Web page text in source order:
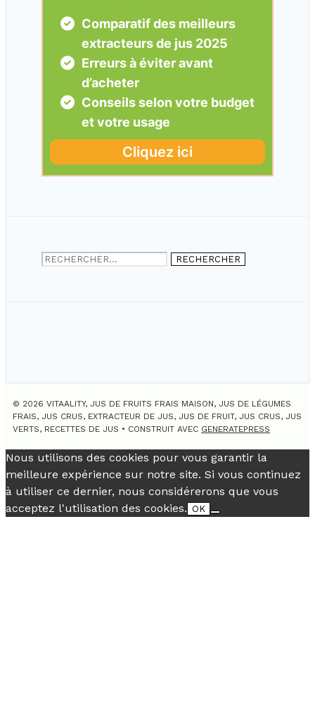
Rechercher :
© 2026 VITAALITY, JUS DE FRUITS FRAIS MAISON, JUS DE LÉGUMES
FRAIS, JUS CRUS, EXTRACTEUR DE JUS, JUS DE FRUIT, JUS CRUS, JUS
VERTS, RECETTES DE JUS • CONSTRUIT AVEC GENERATEPRESS
Nous utilisons des cookies pour vous garantir la
meilleure expérience sur notre site. Si vous continuez
à utiliser ce dernier, nous considérerons que vous
acceptez l'utilisation des cookies. OK